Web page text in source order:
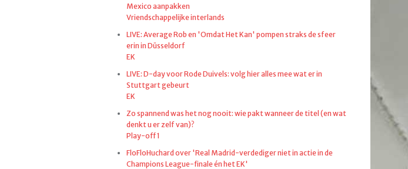
Mexico aanpakken
Vriendschappelijke interlands
LIVE: Average Rob en 'Omdat Het Kan' pompen straks de sfeer
erin in Düsseldorf
EK
LIVE: D-day voor Rode Duivels: volg hier alles mee wat er in
Stuttgart gebeurt
EK
Zo spannend was het nog nooit: wie pakt wanneer de titel (en wat
denkt u er zelf van)?
Play-off 1
FloFloHuchard over 'Real Madrid-verdediger niet in actie in de
Champions League-finale én het EK'